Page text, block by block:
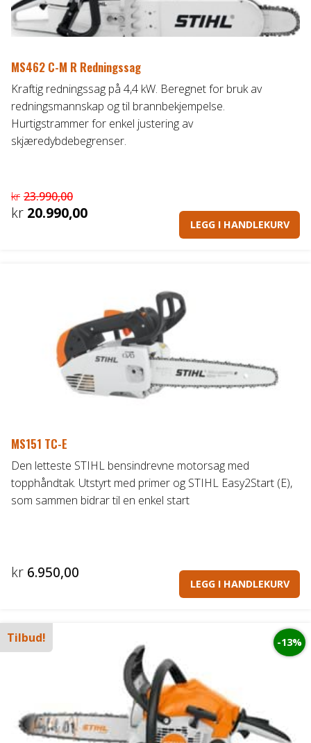
MS462 C-M R Redningssag
Kraftig redningssag på 4,4 kW. Beregnet for bruk av
redningsmannskap og til brannbekjempelse.
Hurtigstrammer for enkel justering av
skjæredybdebegrenser.
kr 23.990,00
Opprinnelig
kr 20.990,00
LEGG I HANDLEKURV
MS151 TC-E
Den letteste STIHL bensindrevne motorsag med
topphåndtak. Utstyrt med primer og STIHL Easy2Start (E),
som sammen bidrar til en enkel start
kr 6.950,00
LEGG I HANDLEKURV
Tilbud! -13%